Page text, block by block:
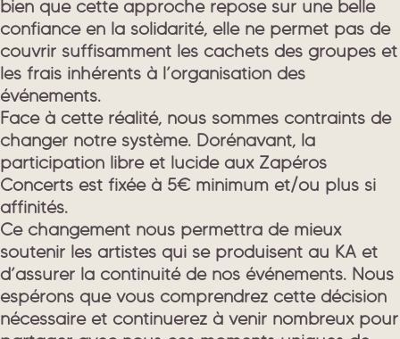
bien que cette approche repose sur une belle
confiance en la solidarité, elle ne permet pas de
couvrir suffisamment les cachets des groupes et
les frais inhérents à l’organisation des
événements.
Face à cette réalité, nous sommes contraints de
changer notre système. Dorénavant, la
participation libre et lucide aux Zapéros
Concerts est fixée à 5€ minimum et/ou plus si
affinités.
Ce changement nous permettra de mieux
soutenir les artistes qui se produisent au KA et
d’assurer la continuité de nos événements. Nous
espérons que vous comprendrez cette décision
nécessaire et continuerez à venir nombreux pour